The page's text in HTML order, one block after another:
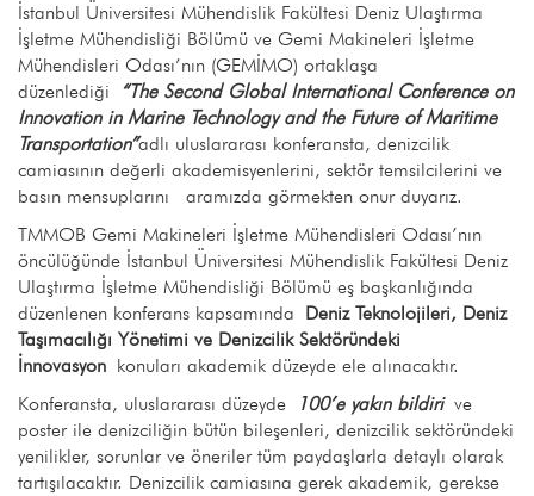
İstanbul Üniversitesi Mühendislik Fakültesi Deniz Ulaştırma
İşletme Mühendisliği Bölümü ve Gemi Makineleri İşletme
Mühendisleri Odası’nın (GEMİMO) ortaklaşa
düzenlediği “The Second Global International Conference on
Innovation in Marine Technology and the Future of Maritime
Transportation”adlı uluslararası konferansta, denizcilik
camiasının değerli akademisyenlerini, sektör temsilcilerini ve
basın mensuplarını aramızda görmekten onur duyarız.
TMMOB Gemi Makineleri İşletme Mühendisleri Odası’nın
öncülüğünde İstanbul Üniversitesi Mühendislik Fakültesi Deniz
Ulaştırma İşletme Mühendisliği Bölümü eş başkanlığında
düzenlenen konferans kapsamında Deniz Teknolojileri, Deniz
Taşımacılığı Yönetimi ve Denizcilik Sektöründeki
İnnovasyon konuları akademik düzeyde ele alınacaktır.
Konferansta, uluslararası düzeyde
100’e yakın bildirive
poster ile denizciliğin bütün bileşenleri, denizcilik sektöründeki
yenilikler, sorunlar ve öneriler tüm paydaşlarla detaylı olarak
tartışılacaktır. Denizcilik camiasına gerek akademik, gerekse